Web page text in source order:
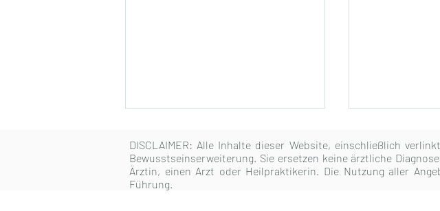
DISCLAIMER: Alle Inhalte dieser Website, einschließlich
Bewusstseinserweiterung. Sie ersetzen keine ärztliche
Ärztin, einen Arzt oder Heilpraktikerin. Die Nutzung aller
Führung.